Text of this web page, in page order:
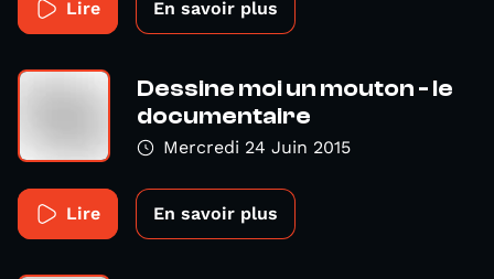
Lire En savoir plus
Dessine moi un mouton - le
documentaire
Mercredi 24 Juin 2015
Lire En savoir plus